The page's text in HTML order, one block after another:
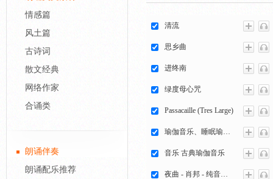
情感篇
风土篇
古诗词
散文经典
网络作家
合诵类
朗诵伴奏
朗诵配乐推荐
清流
思乡曲
进终南
绿度母心咒
Passacaille (Tres Large)
瑜伽音乐、睡眠瑜伽 - 古
音乐 古典瑜伽音乐
夜曲 - 肖邦 - 纯音乐 古典钢琴